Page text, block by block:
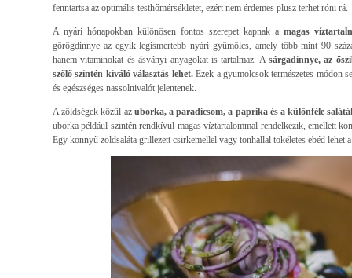
fenntartsa az optimális testhőmérsékletet, ezért nem érdemes plusz terhet róni rá.
A nyári hónapokban különösen fontos szerepet kapnak a magas
görögdinnye az egyik legismertebb nyári gyümölcs, amely több mint 90
hanem vitaminokat és ásványi anyagokat is tartalmaz. A sárgadinnye, az
szőlő szintén kiváló választás lehet.Ezek a gyümölcsök természetes módon
és egészséges nassolnivalót jelentenek.
A zöldségek közül azuborka, a paradicsom, a paprika és a különféle
uborka például szintén rendkívül magas víztartalommal rendelkezik, emellett
Egy könnyű zöldsaláta grillezett csirkemellel vagy tonhallal tökéletes ebéd lehet